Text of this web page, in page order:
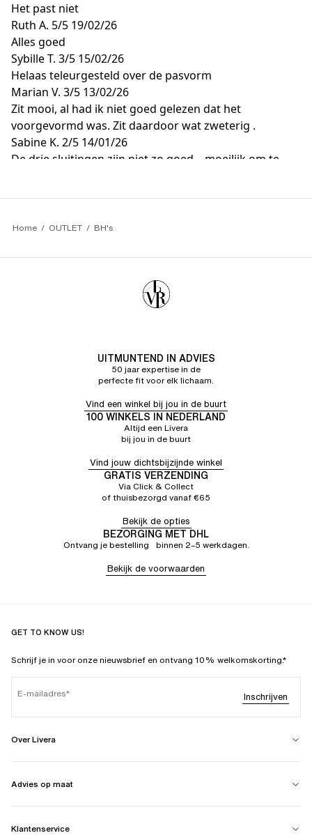
Het past niet
Ruth A. 5/5 19/02/26
Alles goed
Sybille T. 3/5 15/02/26
Helaas teleurgesteld over de pasvorm
Marian V. 3/5 13/02/26
Zit mooi, al had ik niet goed gelezen dat het
voorgevormd was. Zit daardoor wat zweterig .
Sabine K. 2/5 14/01/26
De drie sluitingen zijn niet zo goed... moeilijk om te
Home OUTLET BH's
UITMUNTEND IN ADVIES
50 jaar expertise in de
perfecte fit voor elk lichaam.
Vind een winkel bij jou in de buurt
100 WINKELS IN NEDERLAND
Altijd een Livera
bij jou in de buurt
Vind jouw dichtsbijzijnde winkel
GRATIS VERZENDING
Via Click & Collect
of thuisbezorgd vanaf €65
Bekijk de opties
BEZORGING MET DHL
Ontvang je bestelling binnen 2–5 werkdagen.
Bekijk de voorwaarden
GET TO KNOW US!
Schrijf je in voor onze nieuwsbrief en ontvang 10% welkomskorting.*
E-mailadres Inschrijven
Over Livera
Advies op maat
Klantenservice